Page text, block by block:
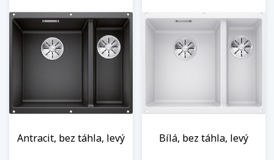
Antracit, bez táhla, levý Bílá, bez táhla, levý